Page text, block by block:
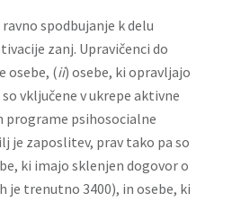
spodbujanje k delu
zanj. Upravičenci do
osebe, (ii) osebe, ki opravljajo
vključene v ukrepe aktivne
psihosocialne
je zaposlitev, prav tako pa so
ki imajo sklenjen dogovor o
trenutno 3400), in osebe, ki